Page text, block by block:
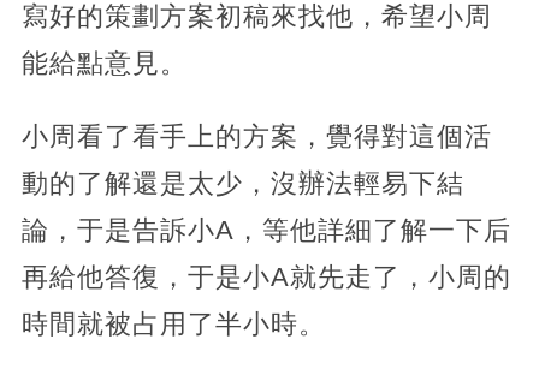
寫好的策劃方案初稿來找他，希望小周
能給點意見。
小周看了看手上的方案，覺得對這個活
動的了解還是太少，沒辦法輕易下結
論，于是告訴小A，等他詳細了解一下后
再給他答復，于是小A就先走了，小周的
時間就被占用了半小時。